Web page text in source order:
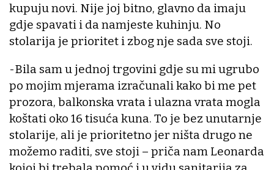
kupuju novi. Nije joj bitno, glavno da imaju
gdje spavati i da namjeste kuhinju. No
stolarija je prioritet i zbog nje sada sve stoji.
-Bila sam u jednoj trgovini gdje su mi ugrubo
po mojim mjerama izračunali kako bi me pet
prozora, balkonska vrata i ulazna vrata mogla
koštati oko 16 tisuća kuna. To je bez unutarnje
stolarije, ali je prioritetno jer ništa drugo ne
možemo raditi, sve stoji – priča nam Leonarda